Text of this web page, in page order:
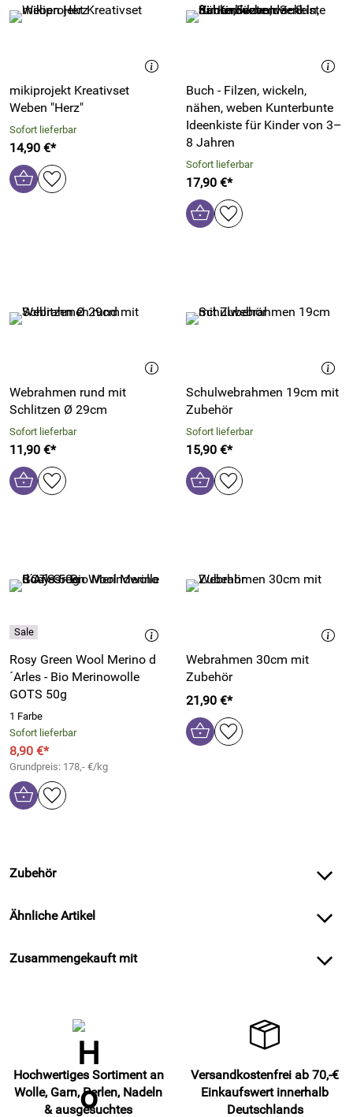
mikiprojekt Kreativset
Weben "Herz"
Sofort lieferbar
14,90 €*
Buch - Filzen, wickeln,
nähen, weben Kunterbunte
Ideenkiste für Kinder von 3–
8 Jahren
Sofort lieferbar
17,90 €*
Webrahmen rund mit
Schlitzen Ø 29cm
Sofort lieferbar
11,90 €*
Schulwebrahmen 19cm mit
Zubehör
Sofort lieferbar
15,90 €*
Rosy Green Wool Merino d
´Arles - Bio Merinowolle
GOTS 50g
1 Farbe
Sofort lieferbar
8,90 €*
Grundpreis: 178,- €/kg
Webrahmen 30cm mit
Zubehör
21,90 €*
Zubehör
Ähnliche Artikel
Zusammengekauft mit
Hochwertiges Sortiment an
Wolle, Garn, Perlen, Nadeln
& ausgesuchtes
Versandkostenfrei ab 70,-€
Einkaufswert innerhalb
Deutschlands